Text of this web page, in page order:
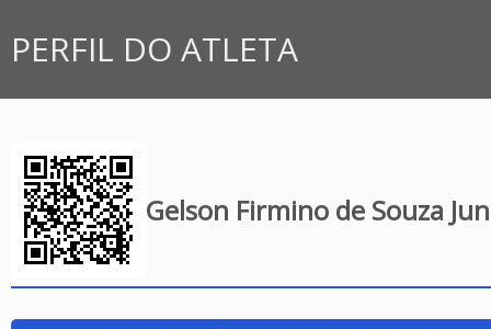
PERFIL DO ATLETA
Gelson Firmino de Souza